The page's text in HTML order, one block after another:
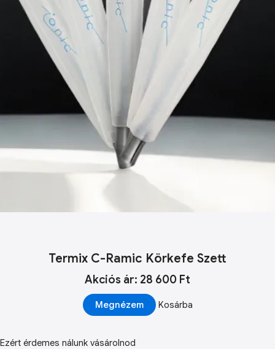
Termix C-Ramic Körkefe Szett
Akciós ár: 28 600 Ft
Megnézem Kosárba
Ezért érdemes nálunk vásárolnod